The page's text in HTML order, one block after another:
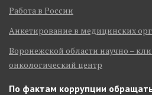
Работа в России
Анкетирование в медицинских
Воронежской области научно –
онкологический центр
По фактам коррупции